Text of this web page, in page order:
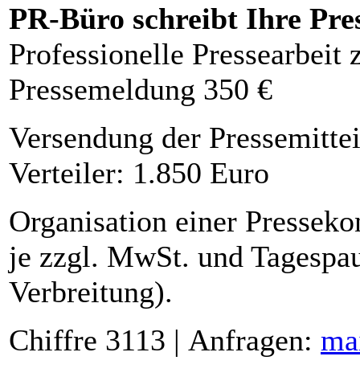
PR-Büro schreibt Ihre
Professionelle Pressearbeit
Pressemeldung 350 €
Versendung der
Verteiler: 1.850 Euro
Organisation einer
je zzgl. MwSt. und
Verbreitung).
Chiffre 3113 | Anfragen: